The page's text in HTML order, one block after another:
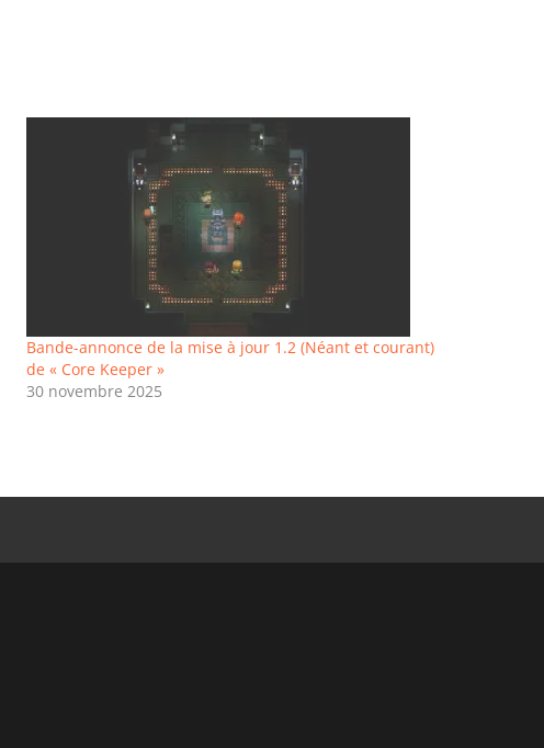
Bande-annonce de la mise à jour 1.2 (Néant et courant)
de « Core Keeper »
30 novembre 2025